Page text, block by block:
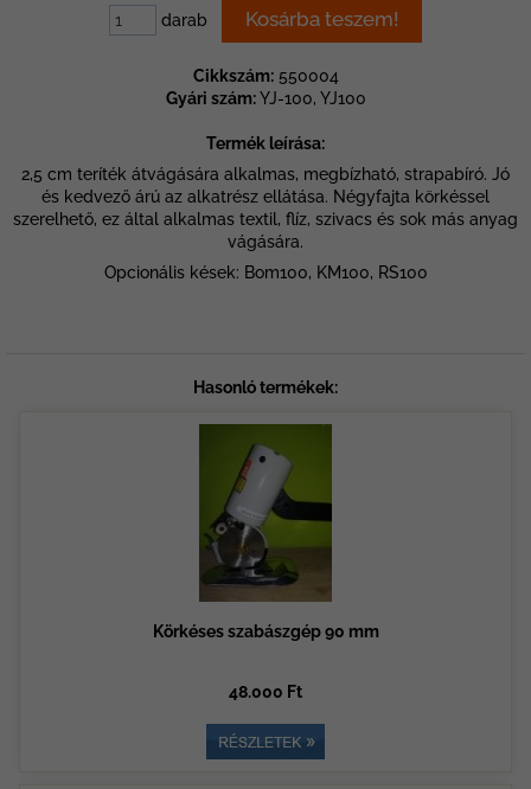
darab
Cikkszám:550004
Gyári szám:YJ-100, YJ100
Termék leírása:
2,5 cm teríték átvágására alkalmas, megbízható, strapabíró. Jó
és kedvező árú az alkatrész ellátása. Négyfajta körkéssel
szerelhető, ez által alkalmas textil, flíz, szivacs és sok más anyag
vágására.
Opcionális kések: Bom100, KM100, RS100
Hasonló termékek:
Körkéses szabászgép 90 mm
48.000 Ft